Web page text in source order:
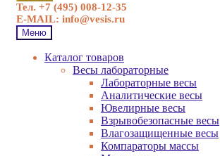
Тел. +7 (495) 008-12-35
E-MAIL: info@vesis.ru
Меню
Каталог товаров
Весы лабораторные
Лабораторные весы
Аналитические весы
Ювелирные весы
Взрывобезопасные весы
Влагозащищенные весы
Компараторы массы